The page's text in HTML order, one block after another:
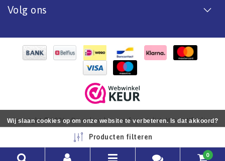
Volg ons
Copyright © 2026 - De online bootverf specialist. Van antifouling
tot aflak. - All rights reserved - RealizationInStijl Media
Producten filteren
0
Wij slaan cookies op om onze website te verbeteren. Is dat akkoord?
Nee Meer over cookies »